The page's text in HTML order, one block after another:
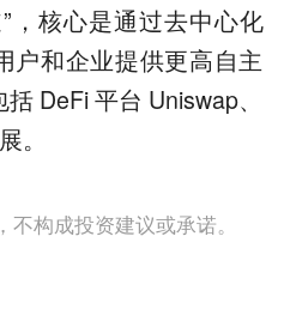
，核心是通过去中心化
户和企业提供更高自主
DeFi 平台 Uniswap、
。
构成投资建议或承诺。